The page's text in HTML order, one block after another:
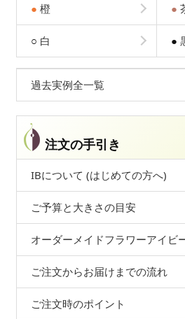
● 橙 ●
○ 白 ●
過去実例全一覧
注文の手引き
IBについて (はじめての方へ)
ご予算と大きさの目安
オーダーメイドフラワーアイビ
ご注文からお届けまでの流れ
ご注文時のポイント